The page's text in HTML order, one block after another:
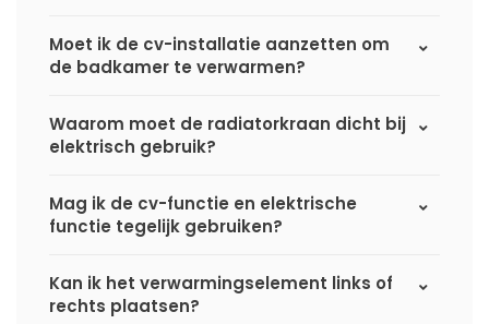
Moet ik de cv-installatie aanzetten om
de badkamer te verwarmen?
Waarom moet de radiatorkraan dicht bij
elektrisch gebruik?
Mag ik de cv-functie en elektrische
functie tegelijk gebruiken?
Kan ik het verwarmingselement links of
rechts plaatsen?